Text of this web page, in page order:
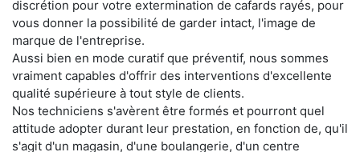
discrétion pour votre extermination de cafards rayés, pour
vous donner la possibilité de garder intact, l'image de
marque de l'entreprise.
Aussi bien en mode curatif que préventif, nous sommes
vraiment capables d'offrir des interventions d'excellente
qualité supérieure à tout style de clients.
Nos techniciens s'avèrent être formés et pourront quel
attitude adopter durant leur prestation, en fonction de, qu'il
s'agit d'un magasin, d'une boulangerie, d'un centre